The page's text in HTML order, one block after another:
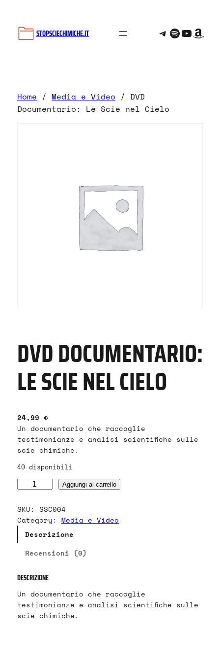
contenutoSTOPSCIECHIMICHE.IT Telegram
Spotify
Home / Media e Video / DVD
Documentario: Le Scie nel Cielo
DVD DOCUMENTARIO:
LE SCIE NEL CIELO
24,99 €
Un documentario che raccoglie
testimonianze e analisi scientifiche sulle
scie chimiche.
40 disponibili
D
D
o
n
t
a
r
Aggiungi al carrello
SKU: SSC004
Category: Media e Video
Descrizione
Recensioni (0)
DESCRIZIONE
Un documentario che raccoglie
testimonianze e analisi scientifiche sulle
scie chimiche.